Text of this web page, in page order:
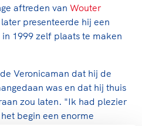
pleintjes, tijdens
samen te juichen
Verhoeven, Diede de
Elftal. Of met trots te
van je dochter,
een leer- en
de volgende functies
experts, coaches,
directeuren, managers en
aftreden van Wouter
presenteerde hij een
1999 zelf plaats te maken
Veronicaman dat hij de
was en dat hij thuis
zou laten. "Ik had plezier
begin een enorme